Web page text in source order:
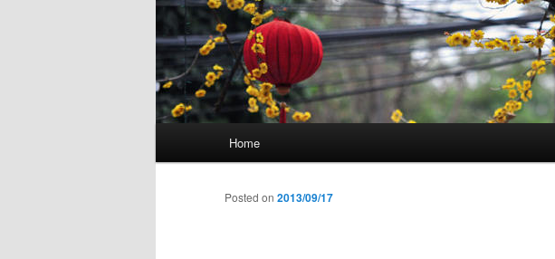
Skip to primary content
Skip to secondary content
Home
Posted on 2013/09/17